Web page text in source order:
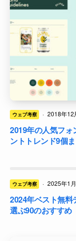
ウェブ考察 · 2018年12
2019年の人気フォ
ントトレンド9個
ウェブ考察 · 2025年1
2024年ベスト無
選ぶ90のおすすめ